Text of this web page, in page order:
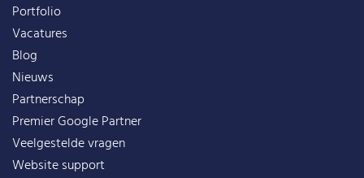
Portfolio
Vacatures
Blog
Nieuws
Partnerschap
Premier Google Partner
Veelgestelde vragen
Website support